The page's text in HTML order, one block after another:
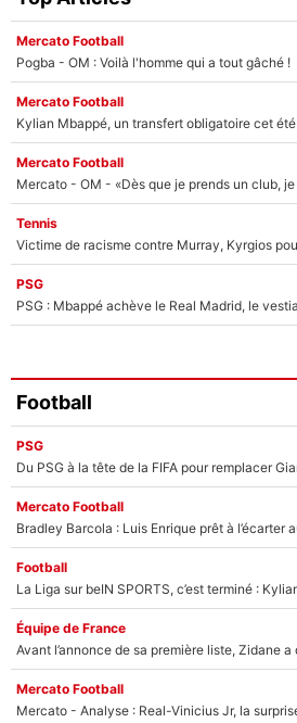
Mercato Football
Pogba - OM : Voilà l'homme qui a tout gâché !
Mercato Football
Kylian Mbappé, un transfert obligatoire cet été
Mercato Football
Tennis
PSG
PSG : Mbappé achève le Real Madrid, le
Football
PSG
Mercato Football
Football
Équipe de France
Mercato Football
Mercato - Analyse : Real-Vinicius Jr, la